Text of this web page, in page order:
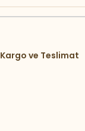
Kargo ve Teslimat